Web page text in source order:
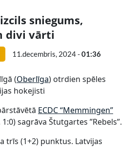
sniegums,
divi vārti
11.decembris, 2024 -01:36
(Oberlīga) otrdien spēles
hokejisti
ECDC “Memmingen”
sagrāva Štutgartes ”Rebels”.
trīs (1+2) punktus. Latvijas